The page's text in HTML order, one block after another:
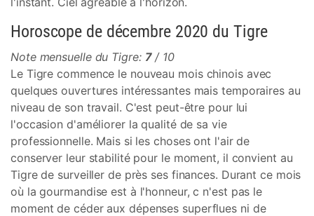
Horoscope de décembre 2020 du Tigre
Note mensuelle du Tigre: 7/ 10
Le Tigre commence le nouveau mois chinois avec
quelques ouvertures intéressantes mais temporaires au
niveau de son travail. C'est peut-être pour lui
l'occasion d'améliorer la qualité de sa vie
professionnelle. Mais si les choses ont l'air de
conserver leur stabilité pour le moment, il convient au
Tigre de surveiller de près ses finances. Durant ce mois
où la gourmandise est à l'honneur, c n'est pas le
moment de céder aux dépenses superflues ni de